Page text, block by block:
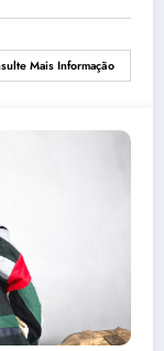
Mais Informação